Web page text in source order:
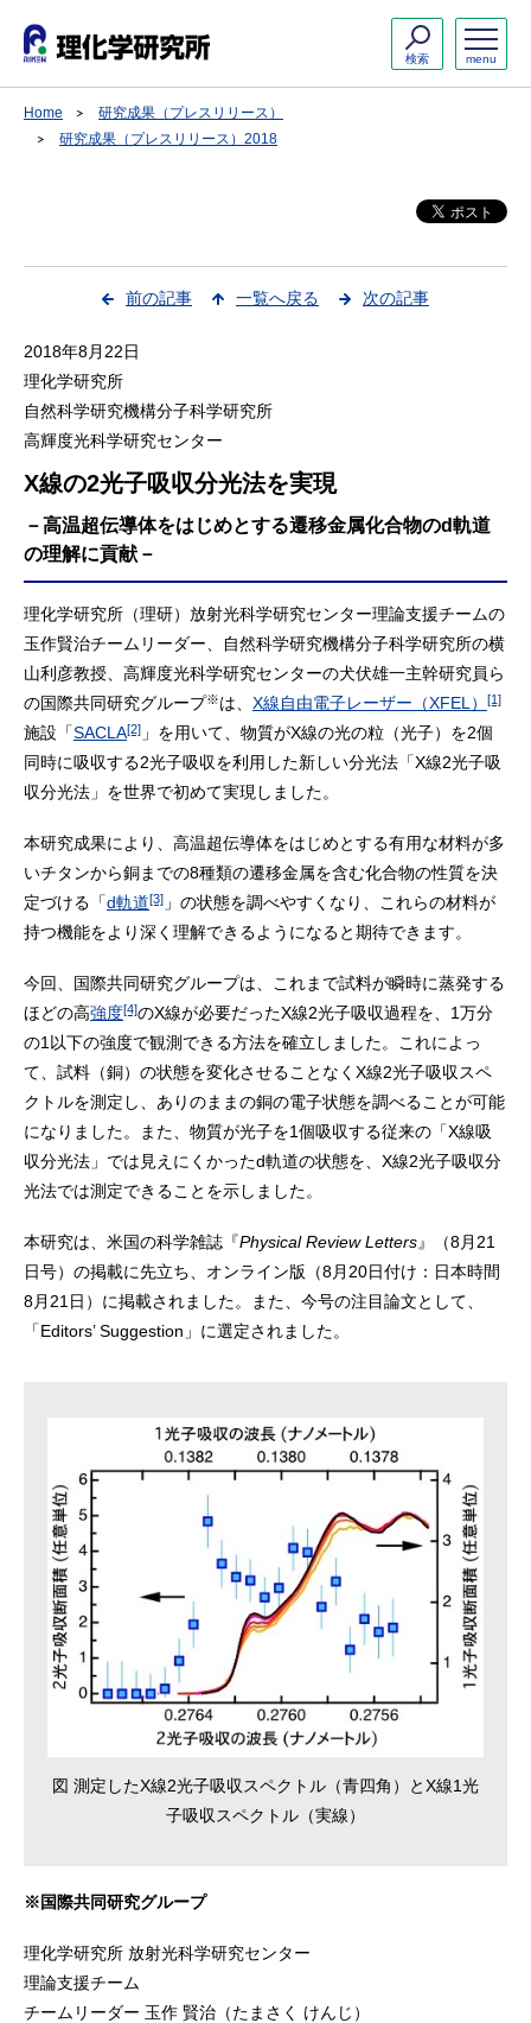
menu
検索
Home
研究成果（プレスリリース）
研究成果（プレスリリース）2018
前の記事 一覧へ戻る 次の記事
2018年8月22日
理化学研究所
自然科学研究機構分子科学研究所
高輝度光科学研究センター
X線の2光子吸収分光法を実現
－高温超伝導体をはじめとする遷移金属化合物のd軌道
の理解に貢献－
理化学研究所（理研）放射光科学研究センター理論支援チームの
玉作賢治チームリーダー、自然科学研究機構分子科学研究所の横
山利彦教授、高輝度光科学研究センターの犬伏雄一主幹研究員ら
の国際共同研究グループ※は、 X線自由電子レーザー（XFEL） [1]
施設「SACLA[2] 」を用いて、物質がX線の光の粒（光子）を2個
同時に吸収する2光子吸収を利用した新しい分光法「X線2光子吸
収分光法」を世界で初めて実現しました。
本研究成果により、高温超伝導体をはじめとする有用な材料が多
いチタンから銅までの8種類の遷移金属を含む化合物の性質を決
定づける「d軌道[3] 」の状態を調べやすくなり、これらの材料が
持つ機能をより深く理解できるようになると期待できます。
今回、国際共同研究グループは、これまで試料が瞬時に蒸発する
ほどの高強度[4]のX線が必要だったX線2光子吸収過程を、1万分
の1以下の強度で観測できる方法を確立しました。これによっ
て、試料（銅）の状態を変化させることなくX線2光子吸収スペ
クトルを測定し、ありのままの銅の電子状態を調べることが可能
になりました。また、物質が光子を1個吸収する従来の「X線吸
収分光法」では見えにくかったd軌道の状態を、X線2光子吸収分
光法では測定できることを示しました。
本研究は、米国の科学雑誌『Physical Review Letters』（8月21
日号）の掲載に先立ち、オンライン版（8月20日付け：日本時間
8月21日）に掲載されました。また、今号の注目論文として、
「Editors’ Suggestion」に選定されました。
図 測定したX線2光子吸収スペクトル（青四角）とX線1光
子吸収スペクトル（実線）
※国際共同研究グループ
理化学研究所 放射光科学研究センター
理論支援チーム
チームリーダー 玉作 賢治（たまさく けんじ）